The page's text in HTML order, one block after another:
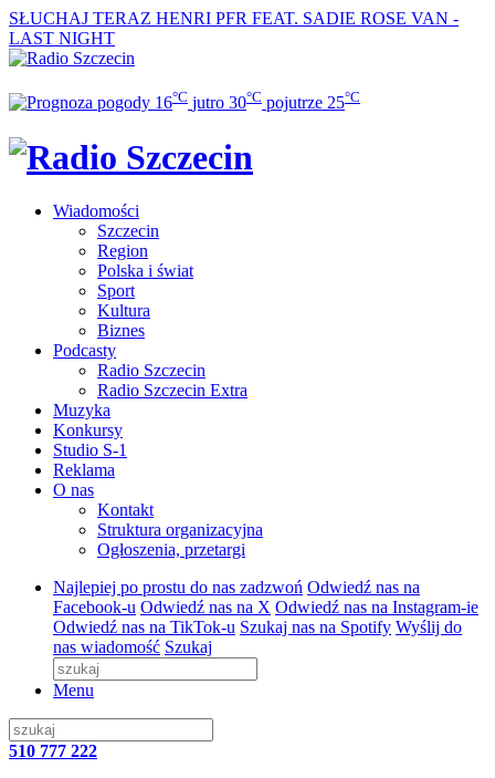
SŁUCHAJ TERAZ HENRI PFR FEAT. SADIE ROSE VAN -
LAST NIGHT
16°C jutro 30°C pojutrze 25°C
Wiadomości
Szczecin
Region
Polska i świat
Sport
Kultura
Biznes
Podcasty
Radio Szczecin
Radio Szczecin Extra
Muzyka
Konkursy
Studio S-1
Reklama
O nas
Kontakt
Struktura organizacyjna
Ogłoszenia, przetargi
Najlepiej po prostu do nas zadzwoń Odwiedź nas na
Facebook-u Odwiedź nas na X Odwiedź nas na Instagram-ie
Odwiedź nas na TikTok-u Szukaj nas na Spotify Wyślij do
nas wiadomość Szukaj
Menu
510 777 222